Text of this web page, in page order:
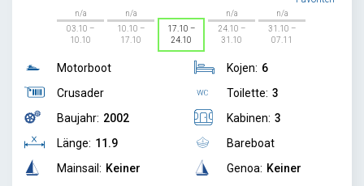
n/a
03.10 –
10.10
n/a
10.10 –
17.10
17.10 –
24.10
n/a
24.10 –
31.10
n/a
31.10 –
07.11
Motorboot
Crusader
Baujahr: 2002
Länge: 11.9
Mainsail: Keiner
Kojen: 6
Toilette: 3
Kabinen: 3
Bareboat
Genoa: Keiner